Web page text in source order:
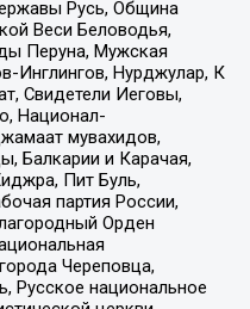
Русь, Община
Веси Беловодья,
Перуна, Мужская
Инглингов, Нурджулар, К
Свидетели Иеговы,
Национал-
мувахидов,
Балкарии и Карачая,
Пит Буль,
партия России,
Орден
Череповца,
Русское национальное